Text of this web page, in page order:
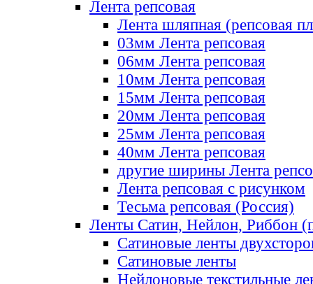
Лента репсовая
Лента шляпная (репсовая
03мм Лента репсовая
06мм Лента репсовая
10мм Лента репсовая
15мм Лента репсовая
20мм Лента репсовая
25мм Лента репсовая
40мм Лента репсовая
другие ширины Лента
Лента репсовая с рисунком
Тесьма репсовая (Россия)
Ленты Сатин, Нейлон, Риббон
Сатиновые ленты
Сатиновые ленты
Нейлоновые текстильные